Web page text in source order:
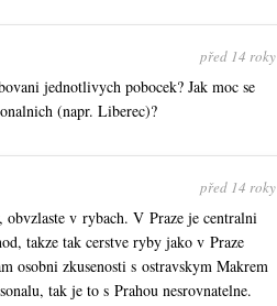
před 14 roky
jednotlivych pobocek? Jak moc se
(napr. Liberec)?
před 14 roky
v rybach. V Praze je centralni
takze tak cerstve ryby jako v Praze
osobni zkusenosti s ostravskym Makrem
tak je to s Prahou nesrovnatelne.